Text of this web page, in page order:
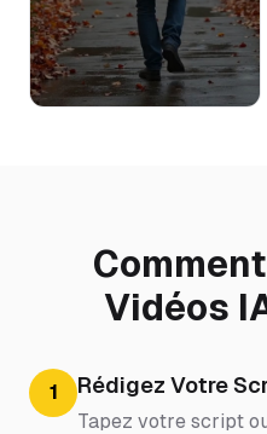
Vidéos
1 Rédigez Votre
Tapez votre script